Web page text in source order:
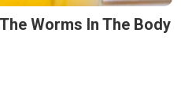
Worms In The Body